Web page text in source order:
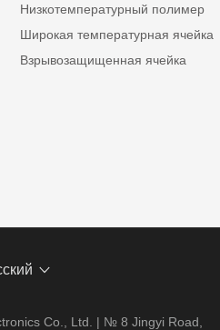
Низкотемпературный полимер
Широкая температурная ячейка
Взрывозащищенная ячейка
Co., Ltd. | № 8 Jingyi Road,